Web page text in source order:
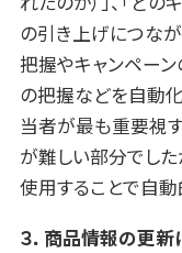
の引き上げにつな
把握やキャンペーン
の把握などを自動
当者が最も重要視
が難しい部分でし
使用することで自動
３．商品情報の更新